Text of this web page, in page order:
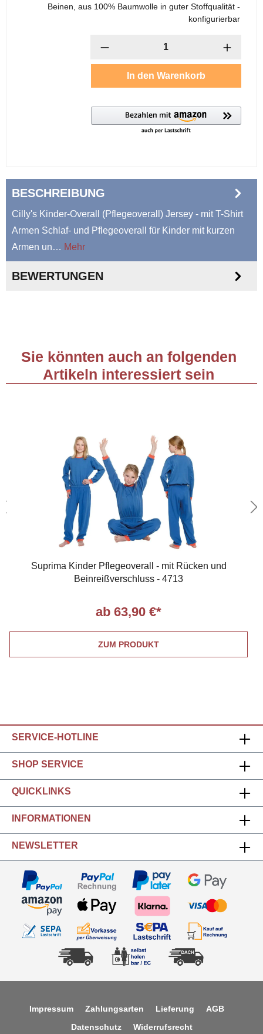
Beinen, aus 100% Baumwolle in guter Stoffqualität -
konfigurierbar
In den Warenkorb
BESCHREIBUNG
Cilly's Kinder-Overall (Pflegeoverall) Jersey - mit T-Shirt
Armen Schlaf- und Pflegeoverall für Kinder mit kurzen
Armen un… Mehr
BEWERTUNGEN
Sie könnten auch an folgenden
Artikeln interessiert sein
Suprima Kinder Pflegeoverall - mit Rücken und
Beinreißverschluss - 4713
ab 63,90 €*
ZUM PRODUKT
SERVICE-HOTLINE
SHOP SERVICE
QUICKLINKS
INFORMATIONEN
NEWSLETTER
Impressum Zahlungsarten Lieferung
AGB
Datenschutz
Widerrufsrecht